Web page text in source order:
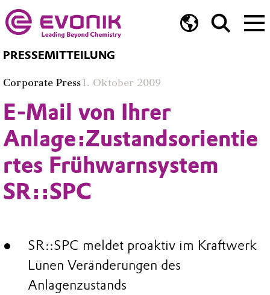
PRESSEMITTEILUNG
Corporate Press1. Oktober 2009
E-Mail von Ihrer
Anlage:Zustandsorientie
rtes Frühwarnsystem
SR::SPC
SR::SPC meldet proaktiv im Kraftwerk
Lünen Veränderungen des
Anlagenzustands